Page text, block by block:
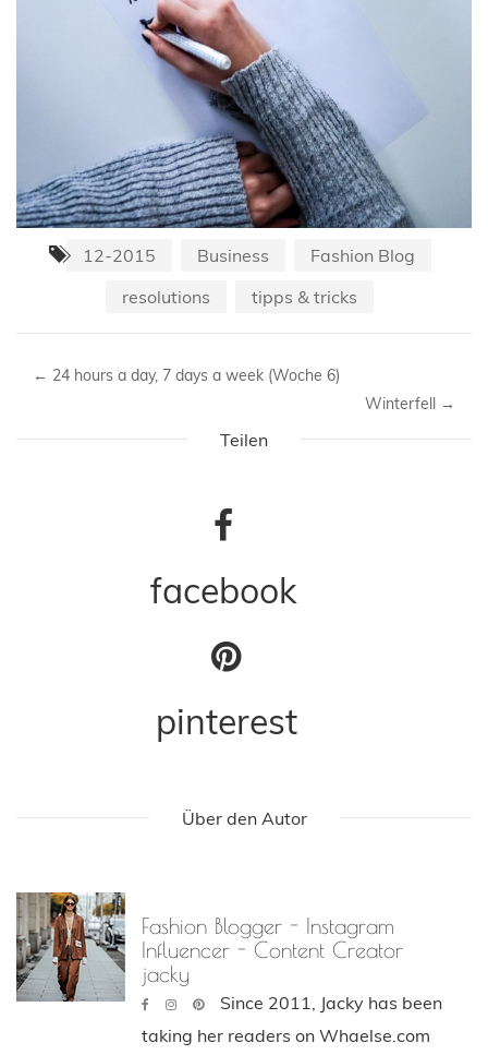
12-2015 Business
Fashion Blog
resolutions
tipps & tricks
← 24 hours a day, 7 days a week (Woche 6)
Winterfell →
Teilen
facebook
pinterest
Über den Autor
Fashion Blogger - Instagram
Influencer - Content Creator
jacky
Since 2011, Jacky has been
taking her readers on Whaelse.com